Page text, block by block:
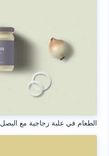
الطعام في علبة زجاجية مع البصل